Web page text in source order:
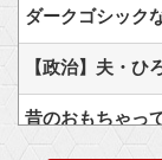
ダークゴシック
昔のおもちゃっ